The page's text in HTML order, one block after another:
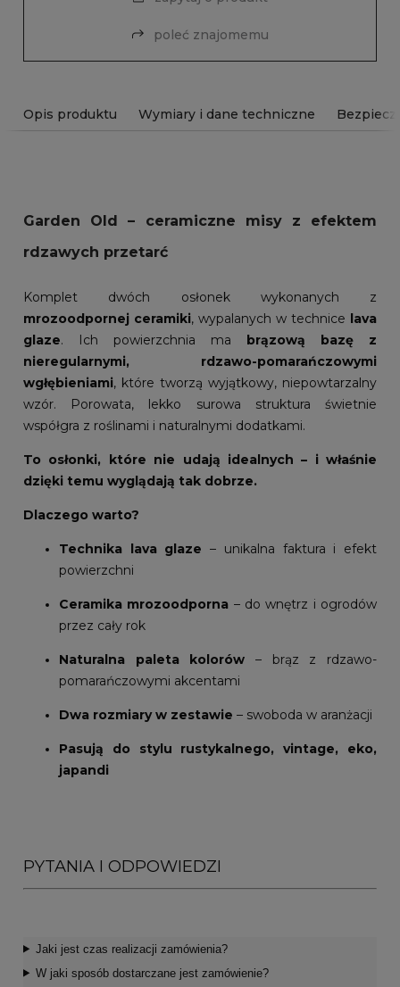
poleć znajomemu
Opis produktu Wymiary i dane techniczne
Garden Old – ceramiczne misy z efektem
rdzawych przetarć
Komplet dwóch osłonek wykonanych z
mrozoodpornej ceramiki, wypalanych w technice lava
glaze. Ich powierzchnia ma brązową bazę z
nieregularnymi, rdzawo-pomarańczowymi
wgłębieniami, które tworzą wyjątkowy, niepowtarzalny
wzór. Porowata, lekko surowa struktura świetnie
współgra z roślinami i naturalnymi dodatkami.
To osłonki, które nie udają idealnych – i właśnie
dzięki temu wyglądają tak dobrze.
Dlaczego warto?
Technika lava glaze – unikalna faktura i efekt
powierzchni
Ceramika mrozoodporna – do wnętrz i ogrodów
przez cały rok
Naturalna paleta kolorów – brąz z rdzawo-
pomarańczowymi akcentami
Dwa rozmiary w zestawie – swoboda w aranżacji
Pasują do stylu rustykalnego, vintage, eko,
japandi
PYTANIA I ODPOWIEDZI
Jaki jest czas realizacji zamówienia?
W jaki sposób dostarczane jest zamówienie?